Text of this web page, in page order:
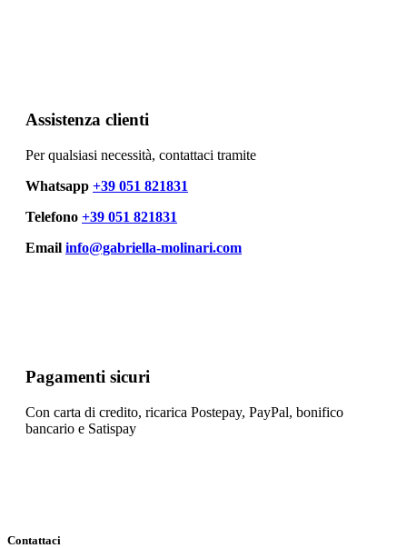
Assistenza clienti
Per qualsiasi necessità, contattaci tramite
Whatsapp +39 051 821831
Telefono +39 051 821831
Email info@gabriella-molinari.com
Pagamenti sicuri
Con carta di credito, ricarica Postepay, PayPal, bonifico
bancario e Satispay
Contattaci